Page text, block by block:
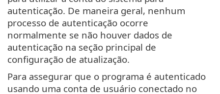
autenticação. De maneira geral, nenhum
processo de autenticação ocorre
normalmente se não houver dados de
autenticação na seção principal de
configuração de atualização.
Para assegurar que o programa é autenticado
usando uma conta de usuário conectado no